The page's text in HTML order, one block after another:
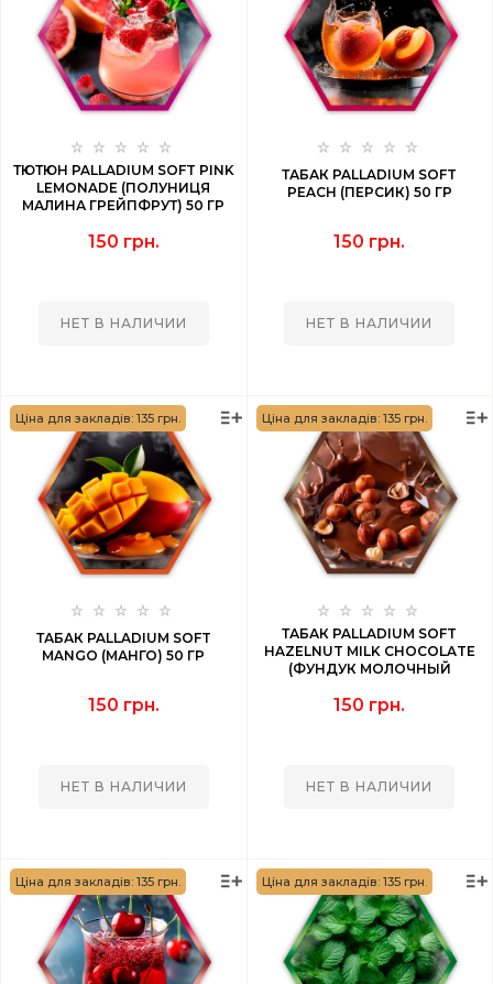
ТЮТЮН PALLADIUM SOFT PINK
LEMONADE (ПОЛУНИЦЯ
МАЛИНА ГРЕЙПФРУТ) 50 ГР
150 грн.
НЕТ В НАЛИЧИИ
ТАБАК PALLADIUM SOFT
PEACH (ПЕРСИК) 50 ГР
150 грн.
НЕТ В НАЛИЧИИ
Ціна для закладів: 135 грн.
ТАБАК PALLADIUM SOFT
MANGO (МАНГО) 50 ГР
150 грн.
НЕТ В НАЛИЧИИ
Ціна для закладів: 135 грн.
ТАБАК PALLADIUM SOFT
HAZELNUT MILK CHOCOLATE
(ФУНДУК МОЛОЧНЫЙ
150 грн.
НЕТ В НАЛИЧИИ
Ціна для закладів: 135 грн. Ціна для закладів: 135 грн.